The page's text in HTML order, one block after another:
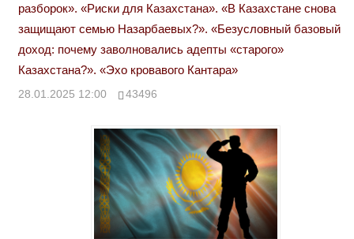
разборок». «Риски для Казахстана». «В Казахстане снова
защищают семью Назарбаевых?». «Безусловный базовый
доход: почему заволновались адепты «старого»
Казахстана?». «Эхо кровавого Кантара»
28.01.2025 12:00 43496